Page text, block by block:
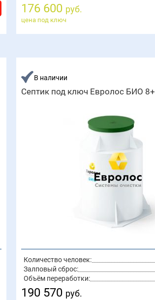
176 600 руб.
цена под ключ
В наличии
Септик под ключ Евролос БИО 8+
Количество человек:
Залповый сброс:
Объём переработки:
190 570 руб.